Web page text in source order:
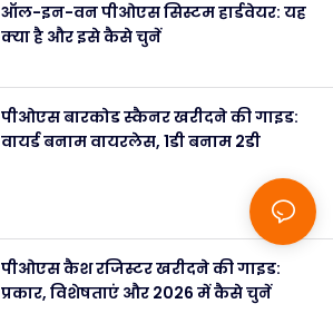
ऑल-इन-वन पीओएस सिस्टम हार्डवेयर: यह
क्या है और इसे कैसे चुनें
पीओएस बारकोड स्कैनर खरीदने की गाइड:
वायर्ड बनाम वायरलेस, 1डी बनाम 2डी
पीओएस कैश रजिस्टर खरीदने की गाइड:
प्रकार, विशेषताएं और 2026 में कैसे चुनें